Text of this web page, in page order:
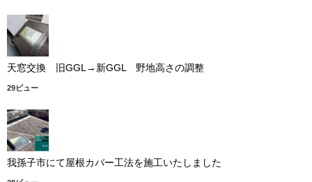
天窓交換 旧GGL→新GGL 野地高さの調整
29ビュー
我孫子市にて屋根カバー工法を施工いたしました